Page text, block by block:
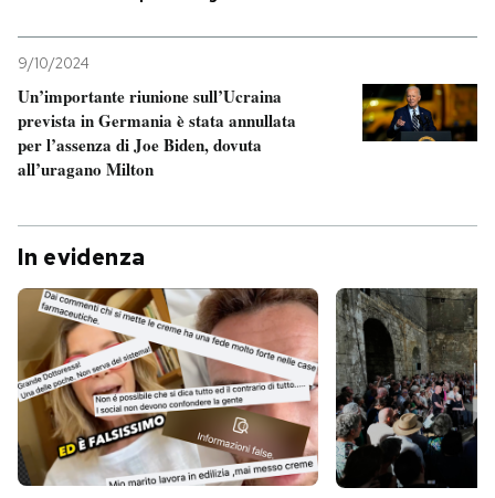
9/10/2024
Un’importante riunione sull’Ucraina
prevista in Germania è stata annullata
per l’assenza di Joe Biden, dovuta
all’uragano Milton
In evidenza